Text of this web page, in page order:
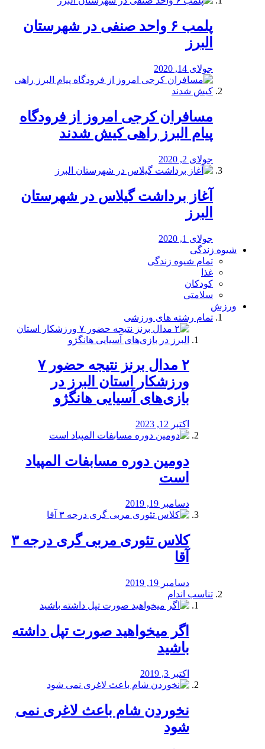
پلمب ۶ واحد صنفی در شهرستان
البرز
جولای 14, 2020
مسافران کرجی امروز از فرودگاه
پیام البرز راهی کیش شدند
جولای 2, 2020
آغاز برداشت گیلاس در شهرستان
البرز
جولای 1, 2020
شیوه زندگی
تمام شیوه زندگی
غذا
کودکان
سلامتی
ورزش
تمام رشته های ورزشی
۲ مدال برنز نتیجه حضور ۷
ورزشکار استان البرز در
بازی‌های آسیایی هانگژو
اکتبر 12, 2023
دومین دوره مسابفات المپیاد
است
دسامبر 19, 2019
کلاس تئوری مربی گری درجه ۳
آقا
دسامبر 19, 2019
تناسب اندام
اگر میخواهید صورت تپل داشته
باشید
اکتبر 3, 2019
نخوردن شام باعث لاغری نمی
‌شود